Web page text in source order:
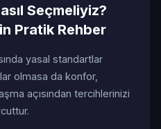
Seçmeliyiz?
Pratik Rehber
yasal standartlar
olmasa da konfor,
açısından tercihlerinizi